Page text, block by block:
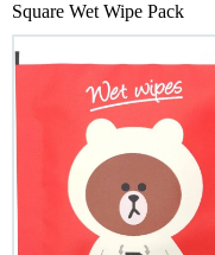
Square Wet Wipe Pack